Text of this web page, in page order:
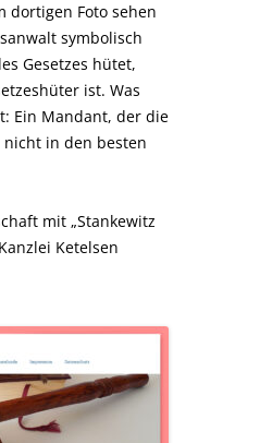
dortigen Foto sehen
symbolisch
Gesetzes hütet,
ist. Was
Ein Mandant, der die
nicht in den besten
mit „Stankewitz
Ketelsen